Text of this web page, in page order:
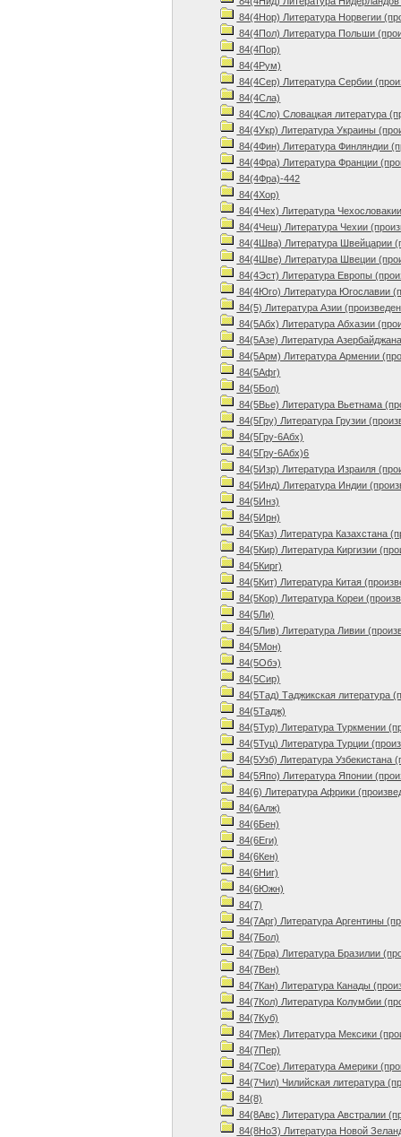
84(4Нор) Литература Норвегии
84(4Пол) Литература Польши
84(4Пор)
84(4Рум)
84(4Сер) Литература Сербии
84(4Сла)
84(4Сло) Словацкая литература
84(4Укр) Литература Украины
84(4Фин) Литература Финляндии
84(4Фра) Литература Франции
84(4Фра)-442
84(4Хор)
84(4Чех) Литература
84(4Чеш) Литература Чехии
84(4Шва) Литература Швейцарии
84(4Шве) Литература Швеции
84(4Эст) Литература Европы
84(4Юго) Литература Югославии
84(5) Литература Азии
84(5Абх) Литература Абхазии
84(5Азе) Литература
84(5Арм) Литература Армении
84(5Афг)
84(5Бол)
84(5Вье) Литература Вьетнама
84(5Гру) Литература Грузии
84(5Гру-6Абх)
84(5Гру-6Абх)6
84(5Изр) Литература Израиля
84(5Инд) Литература Индии
84(5Инз)
84(5Ирн)
84(5Каз) Литература Казахстана
84(5Кир) Литература Киргизии
84(5Кирг)
84(5Кит) Литература Китая
84(5Кор) Литература Кореи
84(5Ли)
84(5Лив) Литература Ливии
84(5Мон)
84(5Обэ)
84(5Сир)
84(5Тад) Таджикская литература
84(5Тадж)
84(5Тур) Литература Туркмении
84(5Туц) Литература Турции
84(5Узб) Литература Узбекистана
84(5Япо) Литература Японии
84(6) Литература Африки
84(6Алж)
84(6Бен)
84(6Еги)
84(6Кен)
84(6Ниг)
84(6Южн)
84(7)
84(7Арг) Литература Аргентины
84(7Бол)
84(7Бра) Литература Бразилии
84(7Вен)
84(7Кан) Литература Канады
84(7Кол) Литература Колумбии
84(7Куб)
84(7Мек) Литература Мексики
84(7Пер)
84(7Сое) Литература Америки
84(7Чил) Чилийская литература
84(8)
84(8Авс) Литература Австралии
84(8НоЗ) Литература Новой